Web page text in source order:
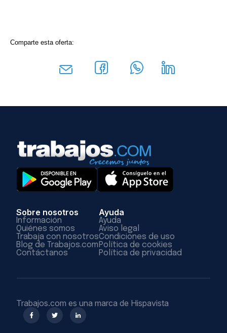
Comparte esta oferta:
Sobre nosotros
Información
Quiénes somos
Trabaja con nosotros
Blog de Trabajos.com
Contáctanos
Ayuda
Ayuda
Aviso legal
Condiciones de uso
Política de cookies
Política de privacidad
Trabajos.com es una marca de Hispavista